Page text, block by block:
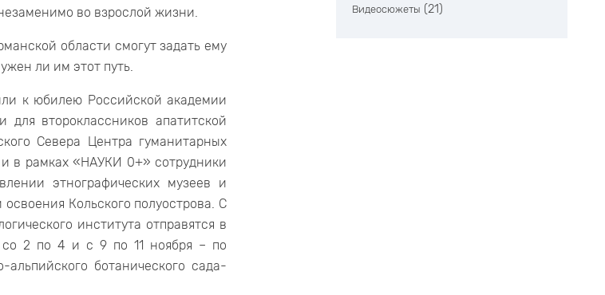
во взрослой жизни.
области смогут задать ему
ли им этот путь.
к юбилею Российской академии
второклассников апатитской
Севера Центра гуманитарных
в рамках «НАУКИ 0+» сотрудники
этнографических музеев и
Кольского полуострова. С
института отправятся в
cо 2 по 4 и с 9 по 11 ноября – по
ботанического сада-
Видеосюжеты (21)